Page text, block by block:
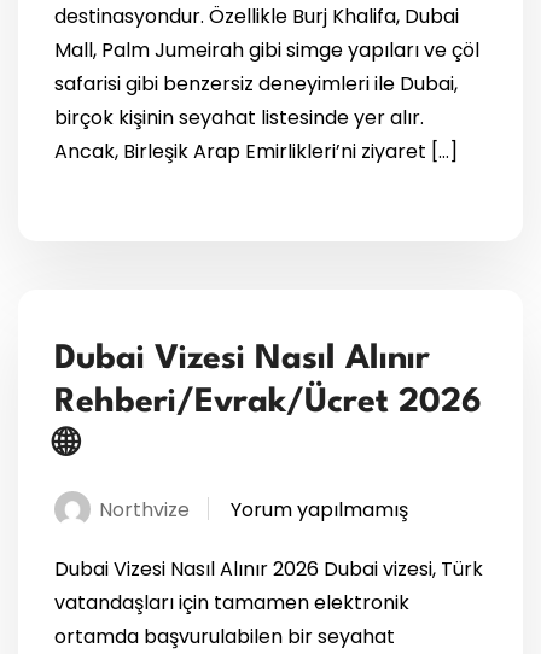
destinasyondur. Özellikle Burj Khalifa, Dubai
Mall, Palm Jumeirah gibi simge yapıları ve çöl
safarisi gibi benzersiz deneyimleri ile Dubai,
birçok kişinin seyahat listesinde yer alır.
Ancak, Birleşik Arap Emirlikleri’ni ziyaret […]
Dubai Vizesi Nasıl Alınır
Rehberi/Evrak/Ücret 2026
🌐
Northvize Yorum yapılmamış
Dubai Vizesi Nasıl Alınır 2026 Dubai vizesi, Türk
vatandaşları için tamamen elektronik
ortamda başvurulabilen bir seyahat